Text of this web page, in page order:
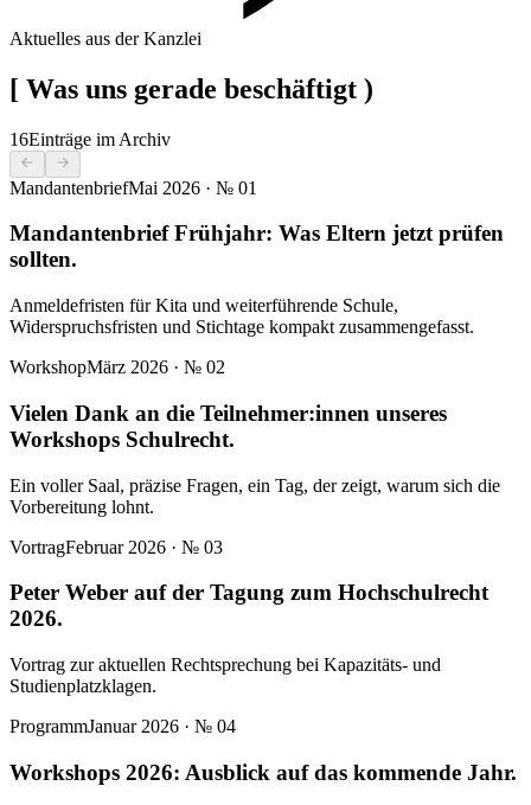
Aktuelles aus der Kanzlei
[ Was uns gerade beschäftigt )
16Einträge im Archiv
MandantenbriefMai 2026 · № 01
Mandantenbrief Frühjahr: Was Eltern jetzt prüfen
sollten.
Anmeldefristen für Kita und weiterführende Schule,
Widerspruchsfristen und Stichtage kompakt zusammengefasst.
WorkshopMärz 2026 · № 02
Vielen Dank an die Teilnehmer:innen unseres
Workshops Schulrecht.
Ein voller Saal, präzise Fragen, ein Tag, der zeigt, warum sich die
Vorbereitung lohnt.
VortragFebruar 2026 · № 03
Peter Weber auf der Tagung zum Hochschulrecht
2026.
Vortrag zur aktuellen Rechtsprechung bei Kapazitäts- und
Studienplatzklagen.
ProgrammJanuar 2026 · № 04
Workshops 2026: Ausblick auf das kommende Jahr.